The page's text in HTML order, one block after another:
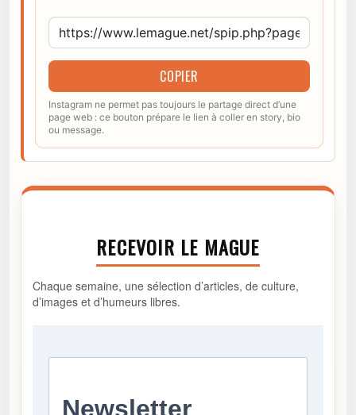
COPIER
Instagram ne permet pas toujours le partage direct d’une
page web : ce bouton prépare le lien à coller en story, bio
ou message.
RECEVOIR LE MAGUE
Chaque semaine, une sélection d’articles, de culture,
d’images et d’humeurs libres.